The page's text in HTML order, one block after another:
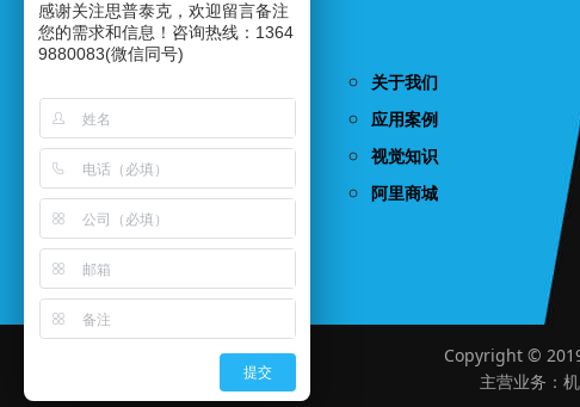
国家高新技术企业...
关于我们
应用案例
视觉检测系统
视觉知识
联系我们
阿里商城
Copyright ©
主营业务：
感谢关注思普泰克，欢迎留言备注
您的需求和信息！咨询热线：1364
9880083(微信同号)
提交